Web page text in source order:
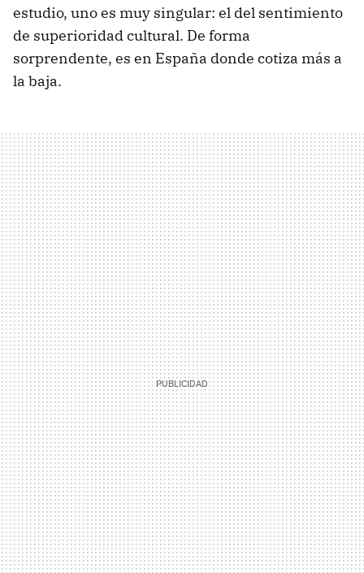
estudio, uno es muy singular: el del sentimiento
de superioridad cultural. De forma
sorprendente, es en España donde cotiza más a
la baja.